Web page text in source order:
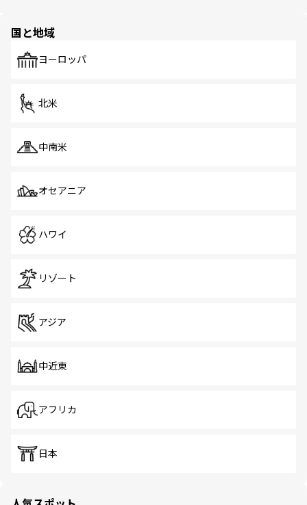
で、ホーカーズは地元の風情を楽しめる外せないスポット
国と地域
ヨーロッパ
北米
中南米
オセアニア
ハワイ
リゾート
アジア
中近東
アフリカ
日本